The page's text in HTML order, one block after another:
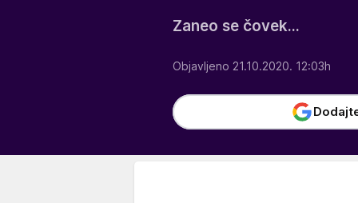
Zaneo se čovek...
Objavljeno 21.10.2020. 12:03h